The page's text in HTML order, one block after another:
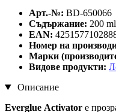
Арт.-№: BD-650066
Съдържание: 200 ml
EAN:
Номер на
Марки
Видове продукти:
Описание
Everglue Activator е